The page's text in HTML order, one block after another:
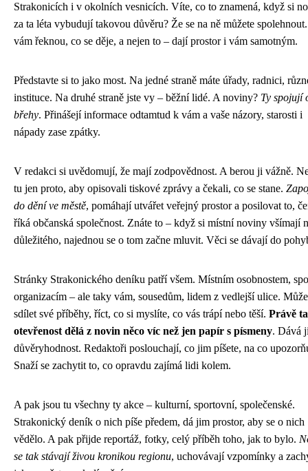
Strakonicích i v okolních vesnicích. Víte, co to znamená, když si
za ta léta vybudují takovou důvěru? Že se na ně můžete
vám řeknou, co se děje, a nejen to – dají prostor i vám samotným.
Představte si to jako most. Na jedné straně máte úřady, radnici,
instituce. Na druhé straně jste vy – běžní lidé. A noviny? Ty spojují
břehy. Přinášejí informace odtamtud k vám a vaše názory, starosti i
nápady zase zpátky.
V redakci si uvědomují, že mají zodpovědnost. A berou ji vážně.
tu jen proto, aby opisovali tiskové zprávy a čekali, co se stane.
do dění ve městě, pomáhají utvářet veřejný prostor a posilovat to,
říká občanská společnost. Znáte to – když si místní noviny všímají
důležitého, najednou se o tom začne mluvit. Věci se dávají do
Stránky Strakonického deníku patří všem. Místním osobnostem,
organizacím – ale taky vám, sousedům, lidem z vedlejší ulice.
sdílet své příběhy, říct, co si myslíte, co vás trápí nebo těší. Právě
otevřenost dělá z novin něco víc než jen papír s písmeny. Dává
důvěryhodnost. Redaktoři poslouchají, co jim píšete, na co
Snaží se zachytit to, co opravdu zajímá lidi kolem.
A pak jsou tu všechny ty akce – kulturní, sportovní, společenské.
Strakonický deník o nich píše předem, dá jim prostor, aby se o nich
vědělo. A pak přijde reportáž, fotky, celý příběh toho, jak to bylo.
se tak stávají živou kronikou regionu, uchovávají vzpomínky a